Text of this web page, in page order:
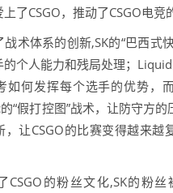
了CSGO，推动了CSGO电竞
术体系的创新,SK的“巴西式
个人能力和残局处理；Liquid
如何发挥每个选手的优势，
“假打控图”战术，让防守方
，让CSGO的比赛变得越来越
CSGO的粉丝文化,SK的粉